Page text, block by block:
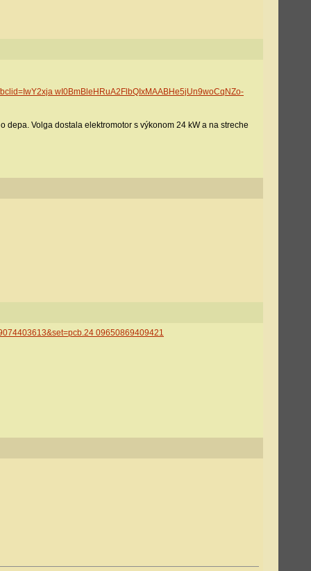
wI0BmBleHRuA2FlbQIxMAABHe5jUn9woCqNZo-
Volga dostala elektromotor s výkonom 24 kW a na streche
09650869409421